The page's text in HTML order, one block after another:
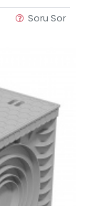
Soru Sor